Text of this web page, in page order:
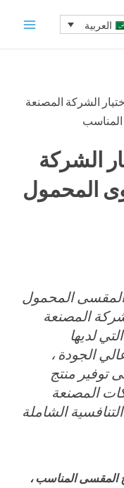
العربية
الشركة المصنعة
الشركة
المحمول
المقسى المحمول
المصنعة
لديها
الجودة ،
توفير منتج
المصنعة
الشاملة
المقسى المناسب ،